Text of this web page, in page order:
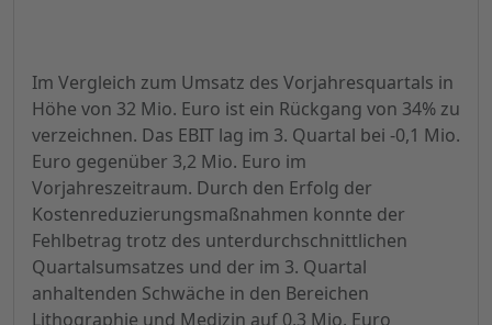
Im Vergleich zum Umsatz des Vorjahresquartals in
Höhe von 32 Mio. Euro ist ein Rückgang von 34% zu
verzeichnen. Das EBIT lag im 3. Quartal bei -0,1 Mio.
Euro gegenüber 3,2 Mio. Euro im
Vorjahreszeitraum. Durch den Erfolg der
Kostenreduzierungsmaßnahmen konnte der
Fehlbetrag trotz des unterdurchschnittlichen
Quartalsumsatzes und der im 3. Quartal
anhaltenden Schwäche in den Bereichen
Lithographie und Medizin auf 0,3 Mio. Euro